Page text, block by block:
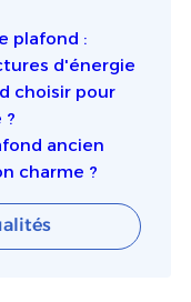
plafond :
d'énergie
choisir pour
?
ancien
charme ?